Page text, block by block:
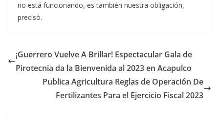
no está funcionando, es también nuestra obligación,
precisó.
¡Guerrero Vuelve A Brillar! Espectacular Gala de
Pirotecnia da la Bienvenida al 2023 en Acapulco
Publica Agricultura Reglas de Operación De
Fertilizantes Para el Ejercicio Fiscal 2023